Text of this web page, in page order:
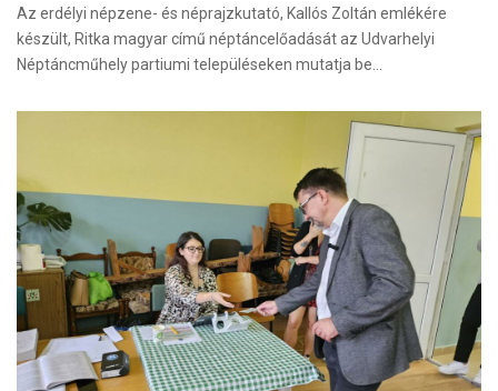
Az erdélyi népzene- és néprajzkutató, Kallós Zoltán emlékére
készült, Ritka magyar című néptáncelőadását az Udvarhelyi
Néptáncműhely partiumi településeken mutatja be…